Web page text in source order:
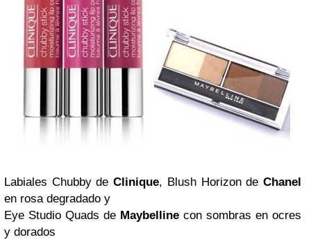
Labiales Chubby deClinique, Blush Horizon deChanel
en rosa degradado y
Eye Studio Quads de Maybelline con sombras en ocres
y dorados